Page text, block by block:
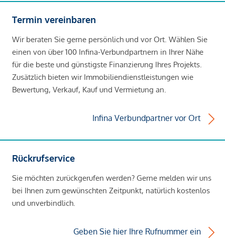
Termin vereinbaren
Wir beraten Sie gerne persönlich und vor Ort. Wählen Sie
einen von über 100 Infina-Verbundpartnern in Ihrer Nähe
für die beste und günstigste Finanzierung Ihres Projekts.
Zusätzlich bieten wir Immobiliendienstleistungen wie
Bewertung, Verkauf, Kauf und Vermietung an.
Infina Verbundpartner vor Ort
Rückrufservice
Sie möchten zurückgerufen werden? Gerne melden wir uns
bei Ihnen zum gewünschten Zeitpunkt, natürlich kostenlos
und unverbindlich.
Geben Sie hier Ihre Rufnummer ein